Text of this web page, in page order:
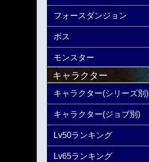
フォースダンジョン
ボス
モンスター
キャラクター
キャラクター(シリーズ別)
キャラクター(ジョブ別)
Lv50ランキング
Lv65ランキング